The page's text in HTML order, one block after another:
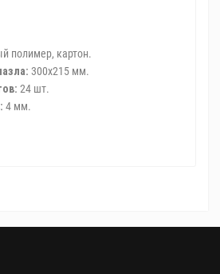
полимер, картон.
300х215 мм.
24 шт.
4 мм.